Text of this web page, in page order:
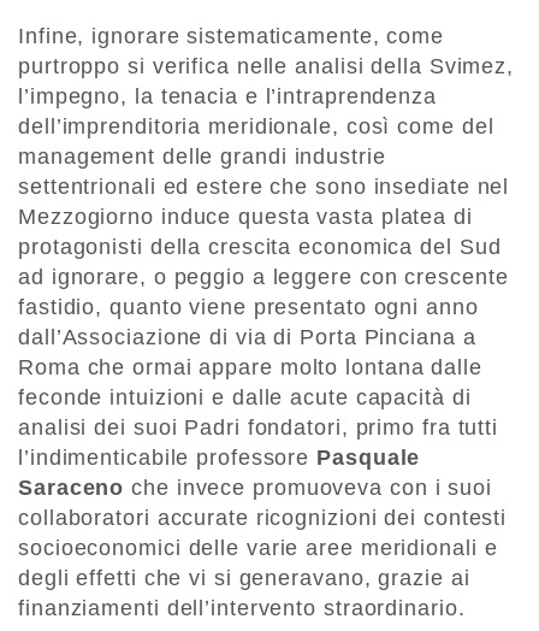
Infine, ignorare sistematicamente, come
purtroppo si verifica nelle analisi della Svimez,
l’impegno, la tenacia e l’intraprendenza
dell’imprenditoria meridionale, così come del
management delle grandi industrie
settentrionali ed estere che sono insediate nel
Mezzogiorno induce questa vasta platea di
protagonisti della crescita economica del Sud
ad ignorare, o peggio a leggere con crescente
fastidio, quanto viene presentato ogni anno
dall’Associazione di via di Porta Pinciana a
Roma che ormai appare molto lontana dalle
feconde intuizioni e dalle acute capacità di
analisi dei suoi Padri fondatori, primo fra tutti
l’indimenticabile professore Pasquale
Saraceno che invece promuoveva con i suoi
collaboratori accurate ricognizioni dei contesti
socioeconomici delle varie aree meridionali e
degli effetti che vi si generavano, grazie ai
finanziamenti dell’intervento straordinario.